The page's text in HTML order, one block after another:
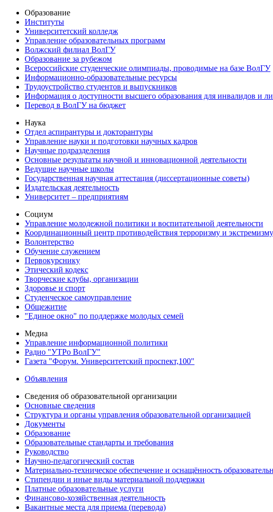
Образование
Институты
Университетский колледж
Управление образовательных программ
Волжский филиал ВолГУ
Образование за рубежом
Всероссийские студенческие олимпиады, проводимые на базе ВолГУ
Информационно-образовательные ресурсы
Трудоустройство студентов и выпускников
Информация о доступности высшего образования для инвалидов и
Перевод в ВолГУ на бюджет
Наука
Отдел аспирантуры и докторантуры
Управление науки и подготовки научных кадров
Научные подразделения
Основные результаты научной и инновационной деятельности
Ведущие научные школы
Государственная научная аттестация (диссертационные советы)
Издательская деятельность
Университет – предприятиям
Социум
Управление молодежной политики и воспитательной деятельности
Координационный центр противодействия терроризму и экстремизму
Волонтерство
Обучение служением
Первокурснику
Этический кодекс
Творческие клубы, организации
Здоровье и спорт
Студенческое самоуправление
Общежитие
"Единое окно" по поддержке молодых семей
Медиа
Управление информационной политики
Радио "УТРо ВолГУ"
Газета "Форум. Университетский проспект,100"
Объявления
Сведения об образовательной организации
Основные сведения
Структура и органы управления образовательной организацией
Документы
Образование
Образовательные стандарты и требования
Руководство
Научно-педагогический состав
Материально-техническое обеспечение и оснащённость
Стипендии и иные виды материальной поддержки
Платные образовательные услуги
Финансово-хозяйственная деятельность
Вакантные места для приема (перевода)